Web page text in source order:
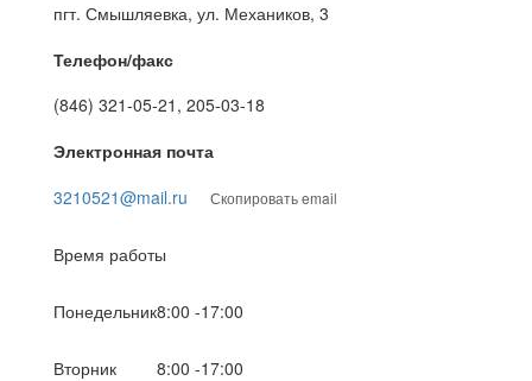
пгт. Смышляевка, ул. Механиков, 3
Телефон/факс
(846) 321-05-21, 205-03-18
Электронная почта
3210521@mail.ru
Скопировать email
Время работы
Понедельник8:00 -17:00
Вторник 8:00 -17:00